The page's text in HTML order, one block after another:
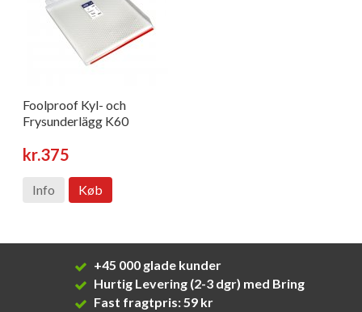
Foolproof Kyl- och
Frysunderlägg K60
kr.375
Info Køb
+45 000 glade kunder
Hurtig Levering (2-3 dgr) med Bring
Fast fragtpris: 59 kr